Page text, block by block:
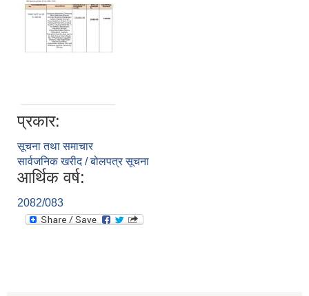
प्रकार:
सूचना तथा समाचार
सार्वजनिक खरीद / बोलपत्र सूचना
आर्थिक वर्ष:
2082/083